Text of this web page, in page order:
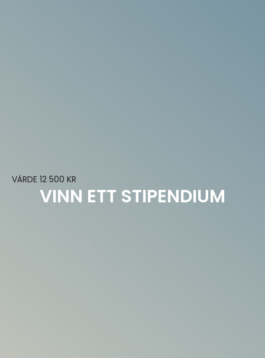
VÄRDE 12 500 KR
VINN ETT STIPENDIUM